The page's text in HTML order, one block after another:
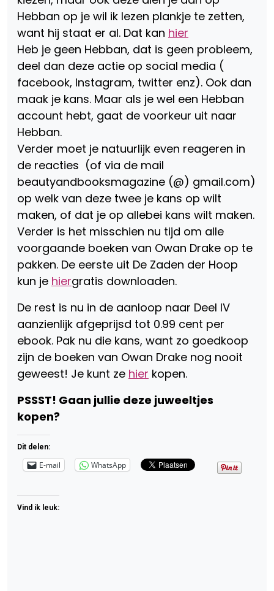
Hebban op je wil ik lezen plankje te zetten,
want hij staat er al. Dat kan hier
Heb je geen Hebban, dat is geen probleem,
deel dan deze actie op social media (
facebook, Instagram, twitter enz). Ook dan
maak je kans. Maar als je wel een Hebban
account hebt, gaat de voorkeur uit naar
Hebban.
Verder moet je natuurlijk even reageren in
de reacties (of via de mail
beautyandbooksmagazine (@) gmail.com)
op welk van deze twee je kans op wilt
maken, of dat je op allebei kans wilt maken.
Verder is het misschien nu tijd om alle
voorgaande boeken van Owan Drake op te
pakken. De eerste uit De Zaden der Hoop
kun je hiergratis downloaden.
De rest is nu in de aanloop naar Deel IV
aanzienlijk afgeprijsd tot 0.99 cent per
ebook. Pak nu die kans, want zo goedkoop
zijn de boeken van Owan Drake nog nooit
geweest! Je kunt ze hier kopen.
PSSST! Gaan jullie deze juweeltjes
kopen?
Dit delen:
E-mail WhatsApp
Vind ik leuk: